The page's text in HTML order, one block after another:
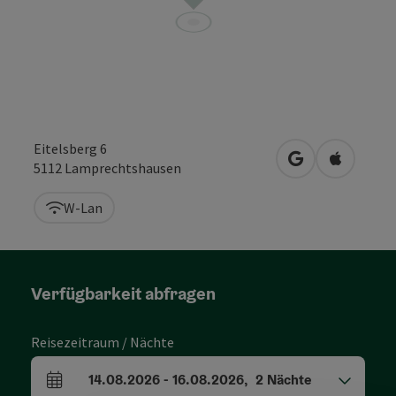
Eitelsberg 6
5112 Lamprechtshausen in Googlein Apple
W-Lan
Verfügbarkeit abfragen
Reisezeitraum / Nächte
An- und Abreisefelder
14.08.2026- 16.08.2026, 2 Nächte